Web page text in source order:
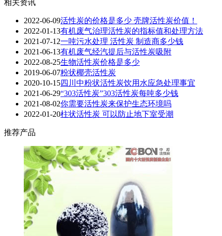
相关资讯
2022-06-09活性炭的价格是多少 壳牌活性炭价值！
2022-01-13有机废气治理活性炭的指标值和处理方法
2021-07-12一吨污水处理 活性炭 制造商多少钱
2021-06-13有机废气经汽提后与活性炭吸附
2022-08-25生物活性炭价格是多少
2019-06-07粉状椰壳活性炭
2020-10-15四川中粉状活性炭饮用水应急处理事宜
2021-06-29“303活性炭”303活性炭每吨多少钱
2021-08-02你需要活性炭来保护生态环境吗
2022-01-20柱状活性炭 可以防止地下室受潮
推荐产品